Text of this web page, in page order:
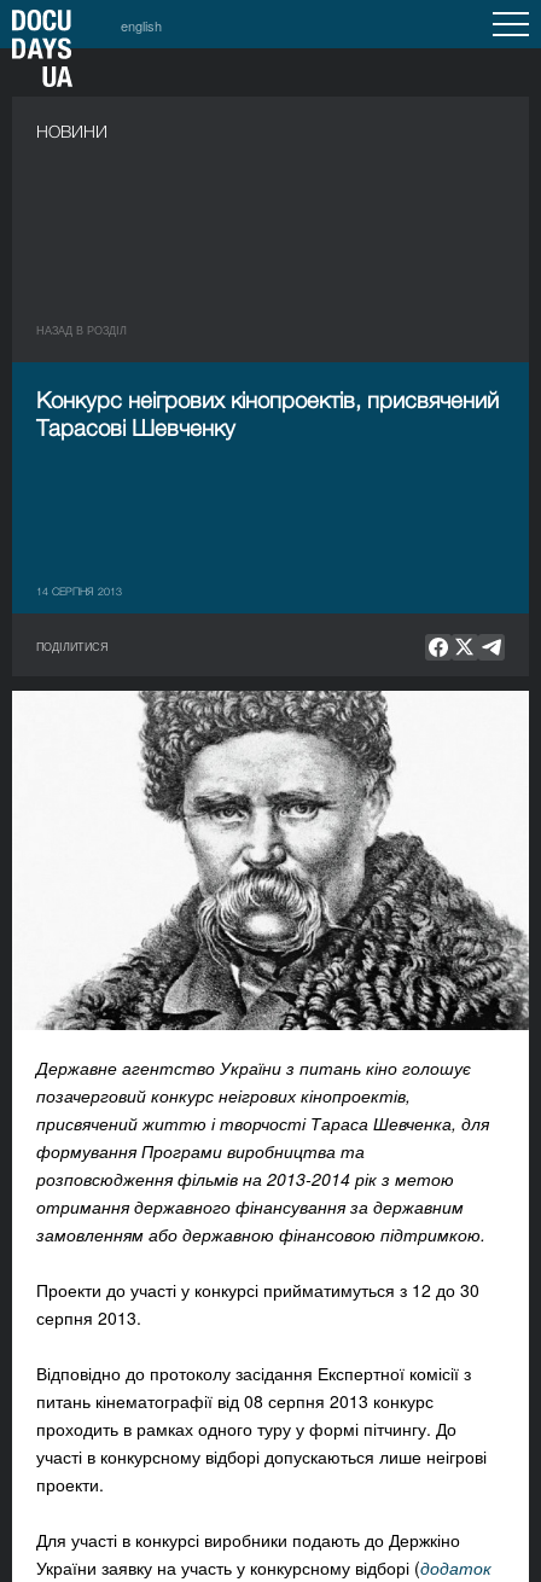
english
НОВИНИ
НАЗАД В РОЗДIЛ
Конкурс неігрових кінопроектів, присвячений
Тарасові Шевченку
14 СЕРПНЯ 2013
ПОДІЛИТИСЯ
Державне агентство України з питань кіно голошує
позачерговий конкурс неігрових кінопроектів,
присвячений життю і творчості Тараса Шевченка, для
формування Програми виробництва та
розповсюдження фільмів на 2013-2014 рік з метою
отримання державного фінансування за державним
замовленням або державною фінансовою підтримкою.
Проекти до участі у конкурсі прийматимуться з 12 до 30
серпня 2013.
Відповідно до протоколу засідання Експертної комісії з
питань кінематографії від 08 серпня 2013 конкурс
проходить в рамках одного туру у формі пітчингу. До
участі в конкурсному відборі допускаються лише неігрові
проекти.
Для участі в конкурсі виробники подають до Держкіно
України заявку на участь у конкурсному відборі (додаток